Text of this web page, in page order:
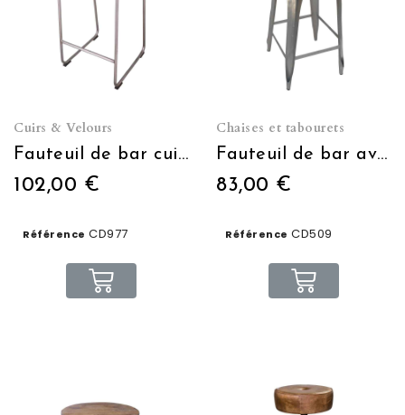
Cuirs & Velours
Fauteuil de bar cuir / tissus
102,00 €
Référence CD977
Chaises et tabourets
Fauteuil de bar avec dossier acier
83,00 €
Référence CD509